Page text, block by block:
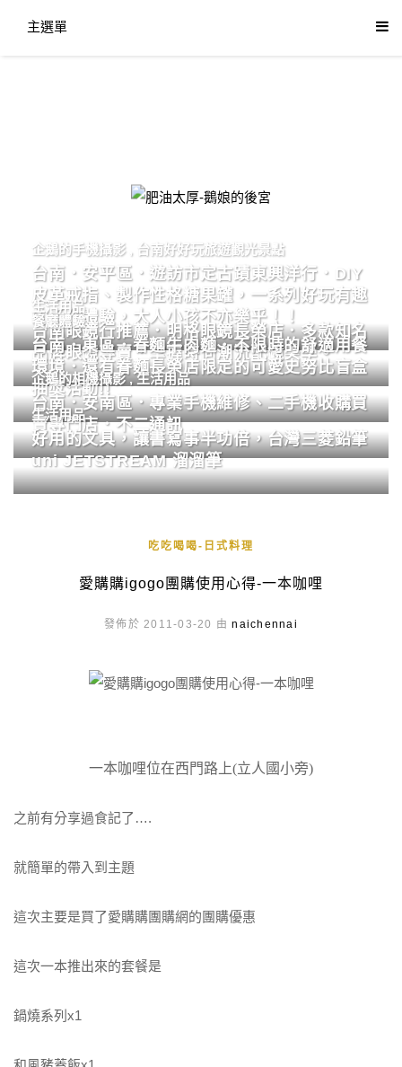
主選單
肥油太厚-鵝娘的後宮
企鵝的手機攝影 台南好好玩旅遊觀光景點
台南．安平區．遊訪市定古蹟東興洋行．DIY
皮革戒指、製作性格糖果罐，一系列好玩有趣
的手作體驗，大人小孩不亦樂乎！！
生活用品
台南眼鏡行推薦．明格眼鏡長榮店．多款知名
品牌眼鏡專賣．掌握時尚潮流配鏡美學。
餐廳體驗
台南．東區．眷麵牛肉麵．不限時的舒適用餐
環境．還有眷麵長榮店限定的可愛史努比盲盒
抽獎活動!!
企鵝的相機攝影,生活用品
台南．安南區．專業手機維修、二手機收購買
賣專門店．不二通訊
生活用品
好用的文具，讓書寫事半功倍，台灣三菱鉛筆
uni JETSTREAM 溜溜筆
吃吃喝喝-日式料理
愛購購igogo團購使用心得-一本咖哩
發佈於 2011-03-20 由naichennai
一本咖哩位在西門路上(立人國小旁)
之前有分享過食記了….
就簡單的帶入到主題
這次主要是買了愛購購團購網的團購優惠
這次一本推出來的套餐是
鍋燒系列x1